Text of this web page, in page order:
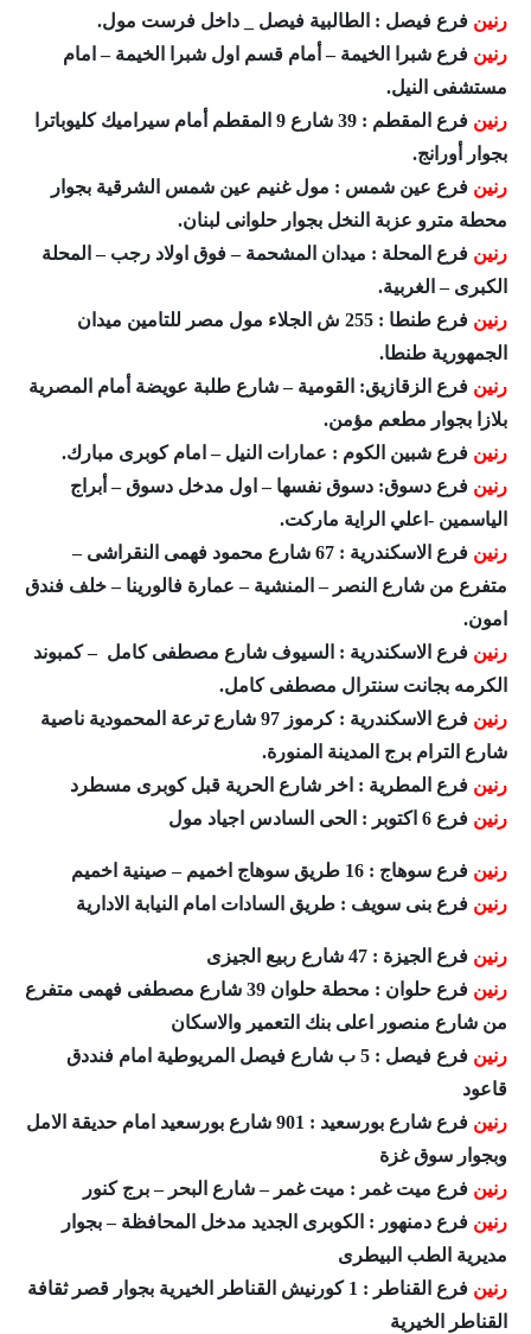
رنين فرع فيصل : الطالبية فيصل _ داخل فرست مول.
رنين فرع شبرا الخيمة – أمام قسم اول شبرا الخيمة – امام
مستشفى النيل.
رنين
فرع المقطم : 39 شارع 9 المقطم أمام سيراميك كليوباترا
بجوار أورانج.
رنين فرع عين شمس : مول غنيم عين شمس الشرقية بجوار
محطة مترو عزبة النخل بجوار حلوانى لبنان.
رنين فرع المحلة : ميدان المشحمة – فوق اولاد رجب – المحلة
الكبرى – الغربية.
رنين
فرع طنطا : 255 ش الجلاء مول مصر للتامين ميدان
الجمهورية طنطا.
رنين فرع الزقازيق: القومية – شارع طلبة عويضة أمام المصرية
بلازا بجوار مطعم مؤمن.
رنين فرع شبين الكوم : عمارات النيل – امام كوبرى مبارك.
رنين فرع دسوق: دسوق نفسها – اول مدخل دسوق – أبراج
الياسمين -اعلي الراية ماركت.
رنين
فرع الاسكندرية : 67 شارع محمود فهمى النقراشى –
متفرع من شارع النصر – المنشية – عمارة فالورينا – خلف فندق
امون.
رنين فرع الاسكندرية : السيوف شارع مصطفى كامل – كمبوند
الكرمه بجانت سنترال مصطفى كامل.
رنين
فرع الاسكندرية : كرموز 97 شارع ترعة المحمودية ناصية
شارع الترام برج المدينة المنورة.
رنين فرع المطرية : اخر شارع الحرية قبل كوبرى مسطرد
رنين فرع 6 اكتوبر : الحى السادس اجياد مول
رنين فرع سوهاج : 16 طريق سوهاج اخميم – صينية اخميم
رنين فرع بنى سويف : طريق السادات امام النيابة الادارية
رنين فرع الجيزة : 47 شارع ربيع الجيزى
رنين
فرع حلوان : محطة حلوان 39 شارع مصطفى فهمى متفرع
من شارع منصور اعلى بنك التعمير والاسكان
رنين
فرع فيصل : 5 ب شارع فيصل المريوطية امام فنددق
قاعود
رنين
فرع شارع بورسعيد : 901 شارع بورسعيد امام حديقة الامل
وبجوار سوق غزة
رنين فرع ميت غمر : ميت غمر – شارع البحر – برج كنور
رنين فرع دمنهور : الكوبرى الجديد مدخل المحافظة – بجوار
مديرية الطب البيطرى
رنين
فرع القناطر : 1 كورنيش القناطر الخيرية بجوار قصر ثقافة
القناطر الخيرية